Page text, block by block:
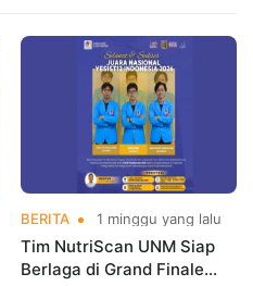
BERITA 1 minggu yang lalu
Tim NutriScan UNM Siap
Berlaga di Grand Finale